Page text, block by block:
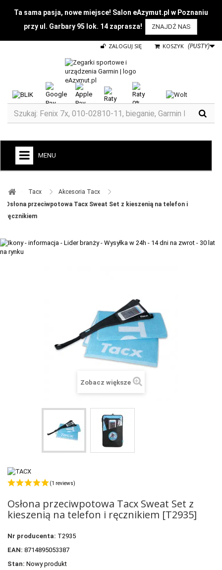
Ta sama pasja, nowe miejsce! Salon eAzymut.pl w Poznaniu
przy ul. Garbary 95 lok. 14 zaprasza!
ZNAJDŹ NAS
KOSZYK (PUSTY)
ZALOGUJ SIĘ
MENU
ZEGARKI DO BIEGANIA
ZEGARKI DLA DZIECI GARMIN
+
TACX
ELITE
VOSTOK EUROPE ZEGARKI
OBAKU DENMARK ZEGARKI
POLECANE PRODUKTY
PROMOCJE
+
WYPRZEDAŻ
Tacx ​
Akcesoria Tacx ​
Osłona przeciwpotowa Tacx Sweat Set z kieszenią na telefon i
ręcznikiem
Zobacz większe
(1 reviews)
Osłona przeciwpotowa Tacx Sweat Set z
kieszenią na telefon i ręcznikiem [T2935]
Nr producenta: T2935
EAN: 8714895053387
Stan: Nowy produkt